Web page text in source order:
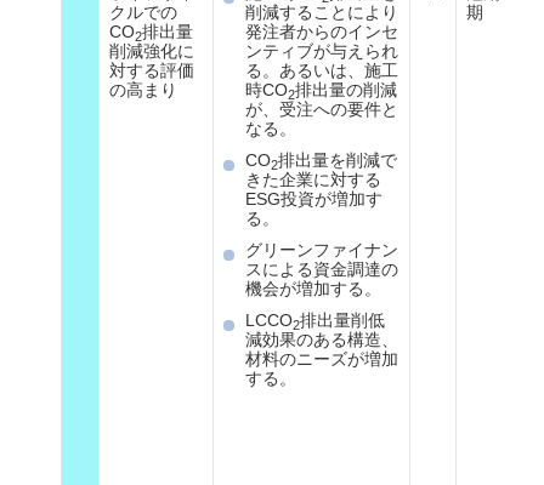
クルでの
CO2排出量
削減強化に
対する評価
の高まり
削減することにより
発注者からのインセ
ンティブが与えられ
る。あるいは、施工
時CO2排出量の削減
が、受注への要件と
なる。
CO2排出量を削減で
きた企業に対する
ESG投資が増加す
る。
グリーンファイナン
スによる資金調達の
機会が増加する。
LCCO2排出量削低
減効果のある構造、
材料のニーズが増加
する。
期